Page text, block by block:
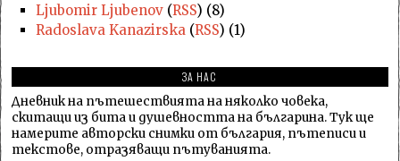
Ljubomir Ljubenov(RSS) (8)
Radoslava Kanazirska(RSS) (1)
ЗА НАС
Дневник на пътешествията на няколко човека,
скитащи из бита и душевността на българина. Тук ще
намерите авторски снимки от българия, пътеписи и
текстове, отразяващи пътуванията.